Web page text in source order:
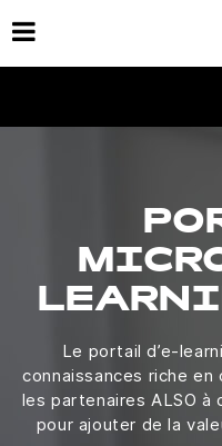
Le portail d’e-
connaissances riche
les partenaires ALSO
pour ajouter de la